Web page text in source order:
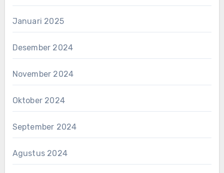
Januari 2025
Desember 2024
November 2024
Oktober 2024
September 2024
Agustus 2024